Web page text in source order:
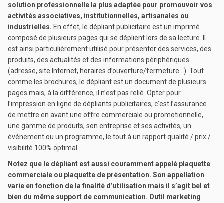
solution professionnelle la plus adaptée pour promouvoir vos
activités associatives, institutionnelles, artisanales ou
industrielles. En effet, le dépliant publicitaire est un imprimé
composé de plusieurs pages qui se déplient lors de sa lecture. Il
est ainsi particulièrement utilisé pour présenter des services, des
produits, des actualités et des informations périphériques
(adresse, site Internet, horaires d’ouverture/fermeture…). Tout
comme les brochures, le dépliant est un document de plusieurs
pages mais, à la différence, il n’est pas relié. Opter pour
l’impression en ligne de dépliants publicitaires, c’est l’assurance
de mettre en avant une offre commerciale ou promotionnelle,
une gamme de produits, son entreprise et ses activités, un
événement ou un programme, le tout à un rapport qualité / prix /
visibilité 100% optimal.
Notez que le dépliant est aussi couramment appelé plaquette
commerciale ou plaquette de présentation. Son appellation
varie en fonction de la finalité d’utilisation mais il s’agit bel et
bien du même support de communication. Outil marketing